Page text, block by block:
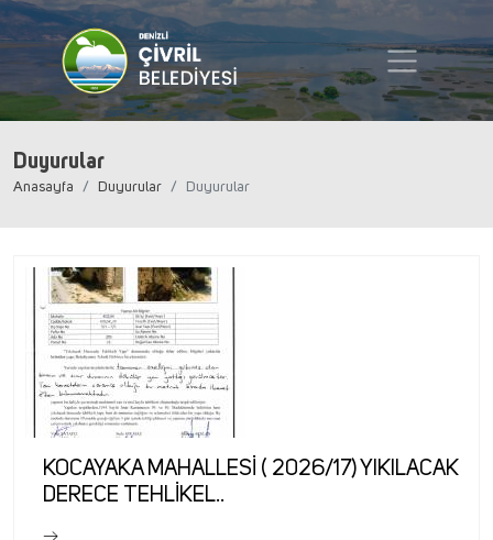
Duyurular
Anasayfa Duyurular Duyurular
KOCAYAKA MAHALLESİ ( 2026/17) YIKILACAK
DERECE TEHLİKEL..